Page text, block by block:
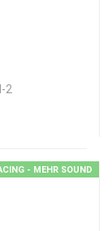
2
- MEHR SOUND